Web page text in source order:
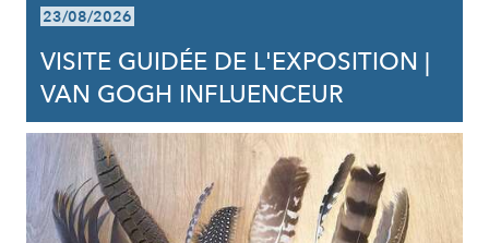
23/08/2026
VISITE GUIDÉE DE L'EXPOSITION |
VAN GOGH INFLUENCEUR